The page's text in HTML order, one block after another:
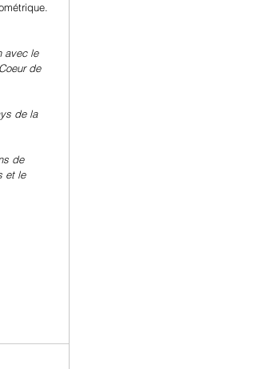
avec le
de
de la
de
et le